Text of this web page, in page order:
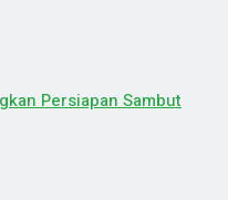
Persiapan Sambut